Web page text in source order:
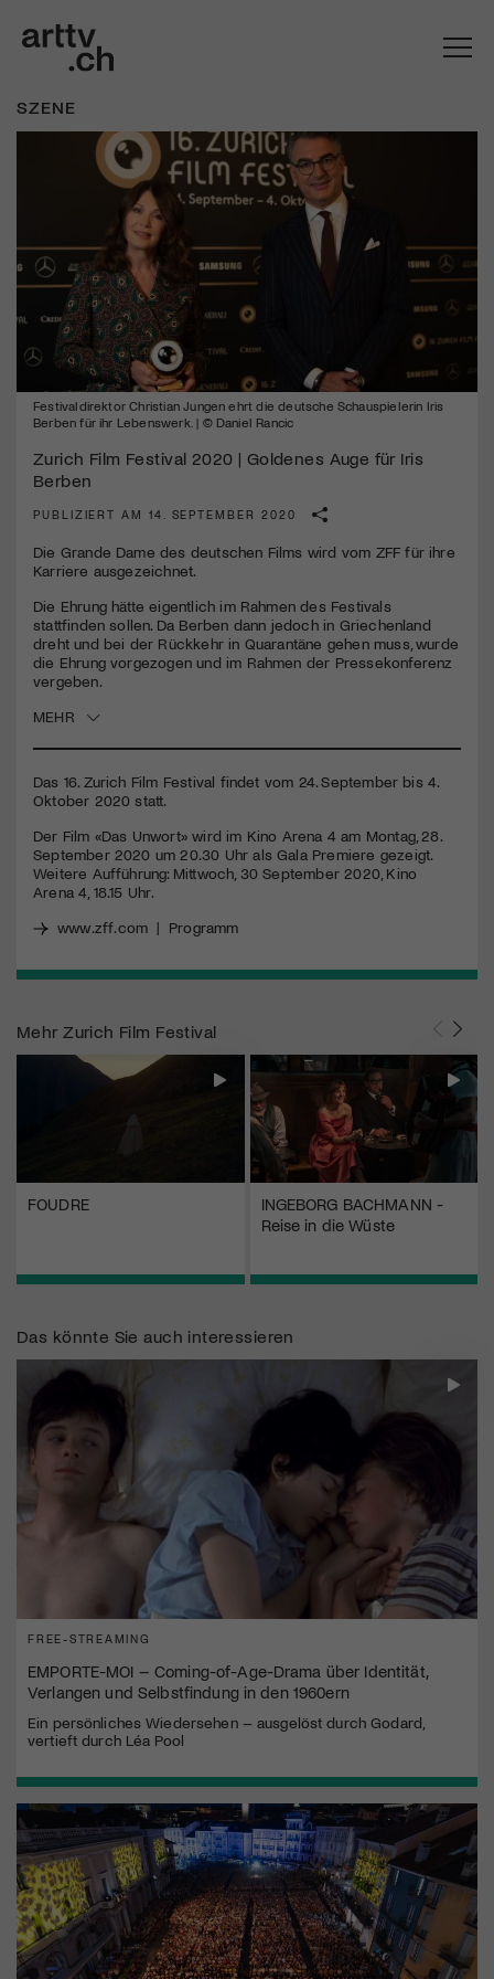
SZENE
Festivaldirektor Christian Jungen ehrt die deutsche Schauspielerin Iris
Berben für ihr Lebenswerk. | © Daniel Rancic
Zurich Film Festival 2020 | Goldenes Auge für Iris
Berben
PUBLIZIERT AM 14. SEPTEMBER 2020
Die Grande Dame des deutschen Films wird vom ZFF für ihre
Karriere ausgezeichnet.
Die Ehrung hätte eigentlich im Rahmen des Festivals
stattfinden sollen. Da Berben dann jedoch in Griechenland
dreht und bei der Rückkehr in Quarantäne gehen muss, wurde
die Ehrung vorgezogen und im Rahmen der Pressekonferenz
vergeben.
MEHR
Das 16. Zurich Film Festival findet vom 24. September bis 4.
Oktober 2020 statt.
Der Film «Das Unwort» wird im Kino Arena 4 am Montag, 28.
September 2020 um 20.30 Uhr als Gala Premiere gezeigt.
Weitere Aufführung: Mittwoch, 30 September 2020, Kino
Arena 4, 18.15 Uhr.
www.zff.com | Programm
Mehr Zurich Film Festival
FOUDRE
INGEBORG BACHMANN -
Reise in die Wüste
Das könnte Sie auch interessieren
FREE-STREAMING
EMPORTE-MOI – Coming-of-Age-Drama über Identität,
Verlangen und Selbstfindung in den 1960ern
Ein persönliches Wiedersehen – ausgelöst durch Godard,
vertieft durch Léa Pool
Mach mit: «Be Part of the Art»!
Engagiere dich als Kulturliebhaber:in, Kulturschaffende(r) oder
Mit deiner Mitgliedschaft erhältst du kostenlosen Zugang zu
diversen Kulturevents.
Jetzt Mitglied werden